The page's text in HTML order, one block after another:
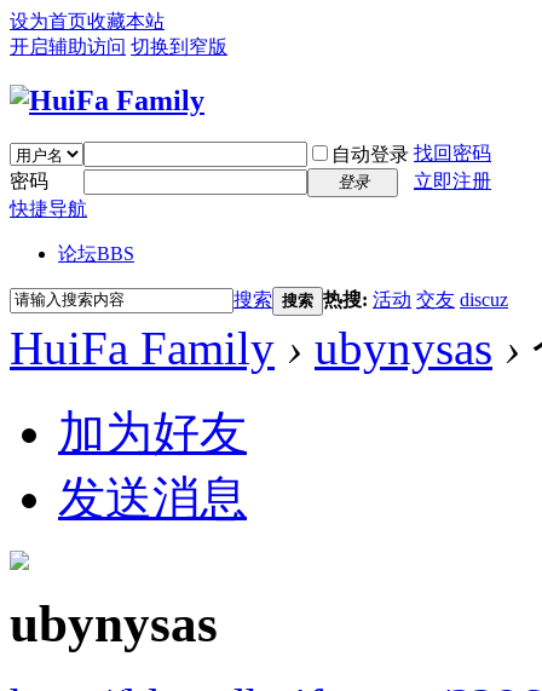
设为首页收藏本站
开启辅助访问 切换到窄版
自动登录 找回密码
密码
登录
立即注册
快捷导航
论坛BBS
搜索 搜索 热搜: 活动 交友 discuz
HuiFa Family › ubynysas ›
加为好友
发送消息
ubynysas